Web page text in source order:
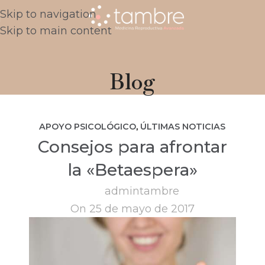
Skip to navigation
Skip to main content
Blog
APOYO PSICOLÓGICO, ÚLTIMAS NOTICIAS
Consejos para afrontar
la «Betaespera»
admintambre
On 25 de mayo de 2017